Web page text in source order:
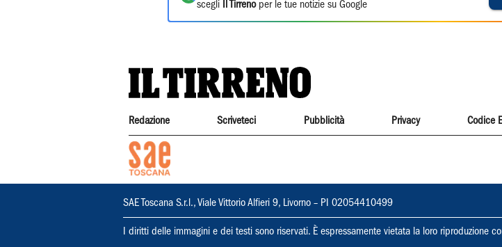
scegli
Il Tirrenoper le tue notizie su Google
Redazione Scriveteci Pubblicità Privacy Codice
SAE Toscana S.r.l., Viale Vittorio Alfieri 9, Livorno – PI 02054410499
I diritti delle immagini e dei testi sono riservati. È espressamente vietata la loro riproduzione